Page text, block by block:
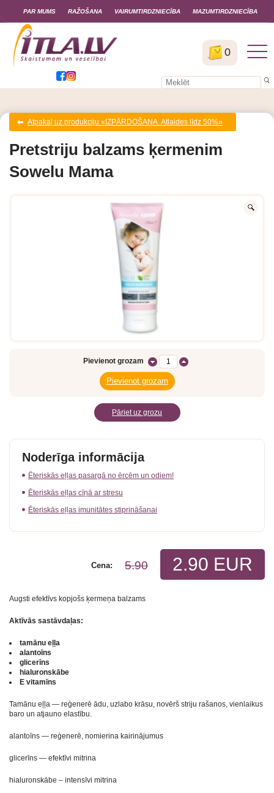
0
PAR MUMS RAŽOŠANA VAIRUMTIRDZNIECĪBA MAZUMTIRDZNIECĪBA
Atpakaļ uz produkciju «IZPĀRDOŠANA. Atlaides līdz 50%»
Pretstriju balzams ķermenim
Sowelu Mama
Pievienot grozam
Pāriet uz grozu
Noderīga informācija
Ēteriskās eļļas pasargā no ērcēm un odiem!
Ēteriskās eļļas cīņā ar stresu
Ēteriskās eļļas imunitātes stiprināšanai
2.90 EUR
5.90
Cena:
Augsti efektīvs kopjošs ķermeņa balzams
Aktīvās sastāvdaļas:
tamānu eļļa
alantoīns
glicerīns
hialuronskābe
E vitamīns
Tamānu eļļa — reģenerē ādu, uzlabo krāsu, novērš striju rašanos, vienlaikus
baro un atjauno elastību.
alantoīns — reģenerē, nomierina kairinājumus
glicerīns — efektīvi mitrina
hialuronskābe – intensīvi mitrina